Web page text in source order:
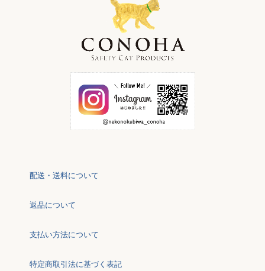
配送・送料について
返品について
支払い方法について
特定商取引法に基づく表記